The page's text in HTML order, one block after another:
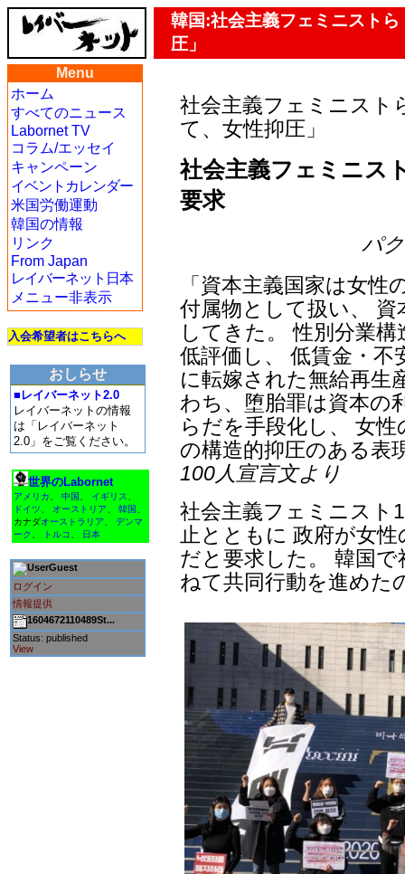
韓国:社会主義フェミニスト
圧」
Menu
ホーム
すべてのニュース
Labornet TV
コラム/エッセイ
キャンペーン
イベントカレンダー
米国労働運動
韓国の情報
リンク
From Japan
レイバーネット日本
メニュー非表示
入会希望者はこちらへ
おしらせ
■レイバーネット2.0
レイバーネットの情報
は「レイバーネット
2.0」をご覧ください。
世界のLabornet
アメリカ 中国 イギリス
ドイツ
オーストリア 韓国
カナダオーストラリア
デンマ
ーク
トルコ 日本
Guest
ログイン
情報提供
1604672110489St...
Status: published
View
社会主義フェミニスト
て、女性抑圧」
社会主義フェミニス
要求
パ
「資本主義国家は女
付属物として扱い、
してきた。 性別分業
低評価し、 低賃金・不
に転嫁された無給再生
わち、堕胎罪は資本の
らだを手段化し、 女
の構造的抑圧のある表
100人宣言文より
社会主義フェミニスト
止とともに 政府が女
だと要求した。 韓国
ねて共同行動を進めた